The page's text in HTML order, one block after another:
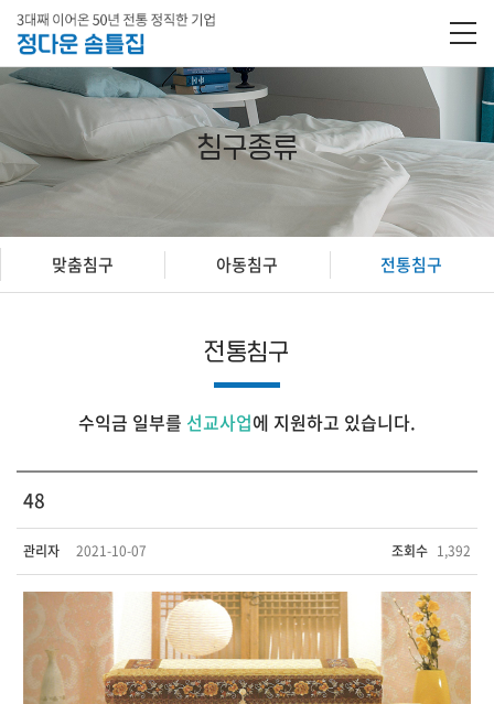
침구종류
맞춤침구 아동침구 전통침구
전통침구
수익금 일부를 선교사업에 지원하고 있습니다.
48
관리자 2021-10-07 조회수 1,392